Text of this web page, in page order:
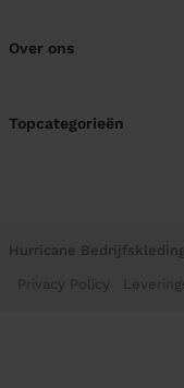
Over ons
Topcategorieën
Hurricane Bedrijfskleding
Privacy Policy